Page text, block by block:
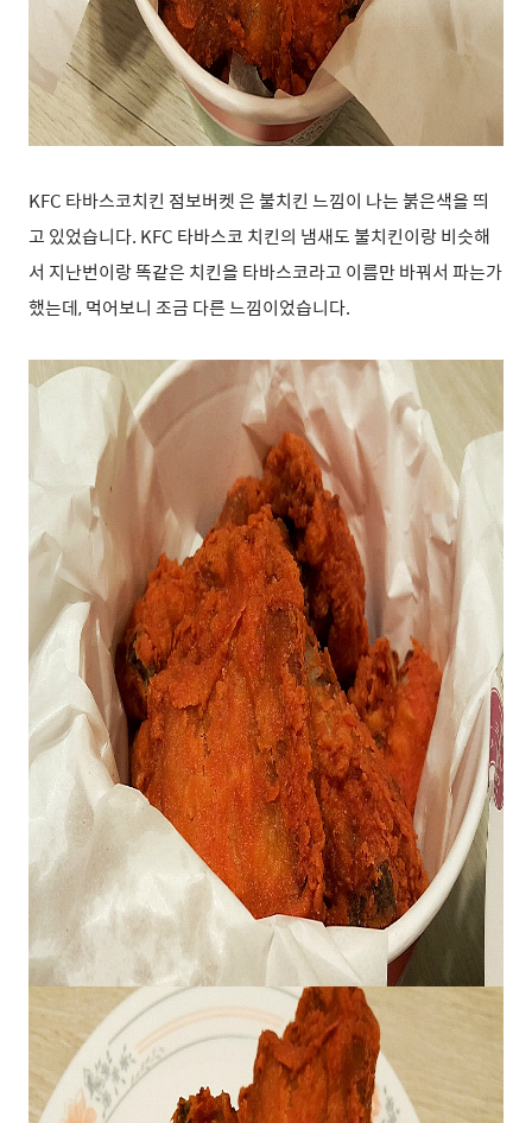
KFC 타바스코치킨 점보버켓 은 불치킨 느낌이 나는 붉은색을 띄
고 있었습니다. KFC 타바스코 치킨의 냄새도 불치킨이랑 비슷해
서 지난번이랑 똑같은 치킨을 타바스코라고 이름만 바꿔서 파는가
했는데, 먹어보니 조금 다른 느낌이었습니다.